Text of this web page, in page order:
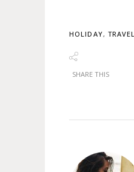
HOLIDAY, TRAVEL
SHARE THIS